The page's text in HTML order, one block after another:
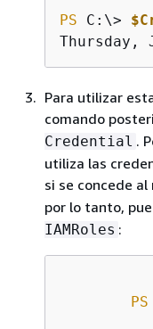
PS C:\>
Thursday,
Para utilizar
comando
Credential .
utiliza las
si se concede
por lo tanto,
IAMRoles :
PS